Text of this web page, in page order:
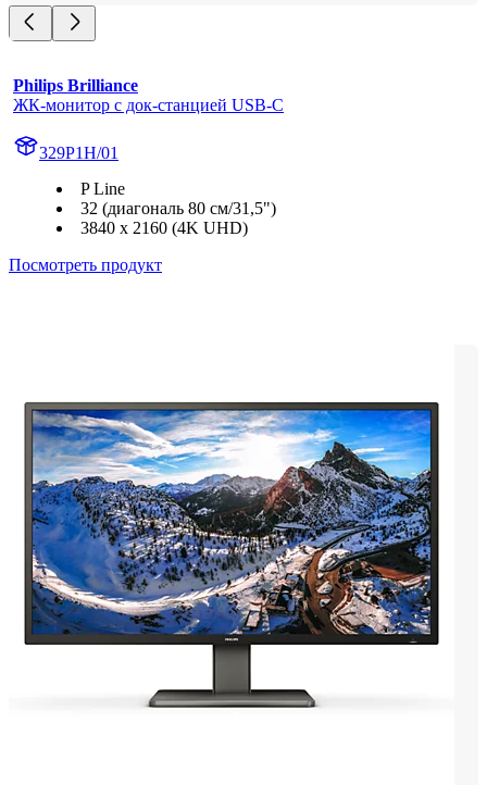
Philips Brilliance
ЖК-монитор с док-станцией USB-C
329P1H/01
P Line
32 (диагональ 80 см/31,5")
3840 x 2160 (4K UHD)
Посмотреть продукт